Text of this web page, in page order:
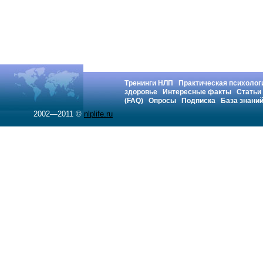
Тренинги НЛП
Практическая
здоровье
Интересные факты
Статьи
(FAQ)
Опросы Подписка База знаний
2002—2011 © nlplife.ru